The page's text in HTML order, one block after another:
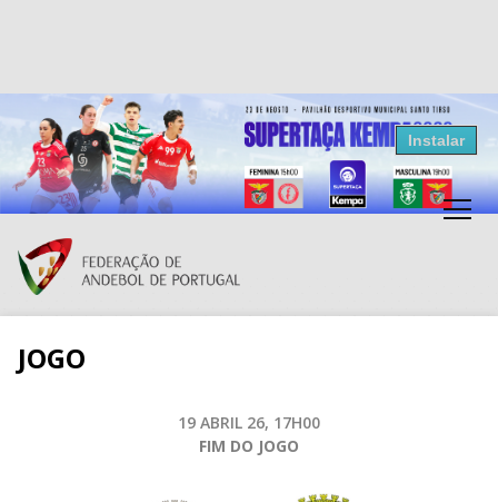
Resultados Andebol
Federação de Andebol de Portugal
Grátis - Disponivel na Play Store
Instalar
JOGO
19 ABRIL 26, 17H00
FIM DO JOGO